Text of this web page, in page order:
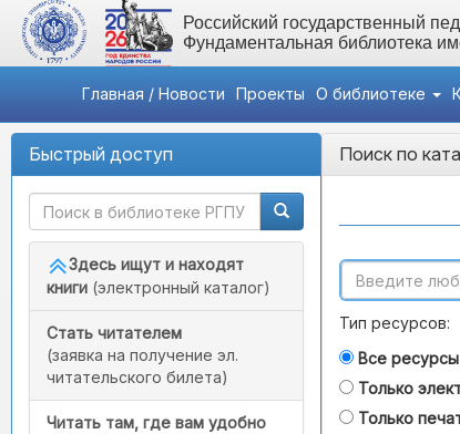
Российский государственный
Фундаментальная библиотека
Главная / Новости Проекты О библиотеке
Быстрый доступ
Здесь ищут и находят
книги (электронный каталог)
Стать читателем
(заявка на получение эл.
читательского билета)
Читать там, где вам удобно
Поиск по
Тип ресурсов:
Все ресурсы
Только
Только